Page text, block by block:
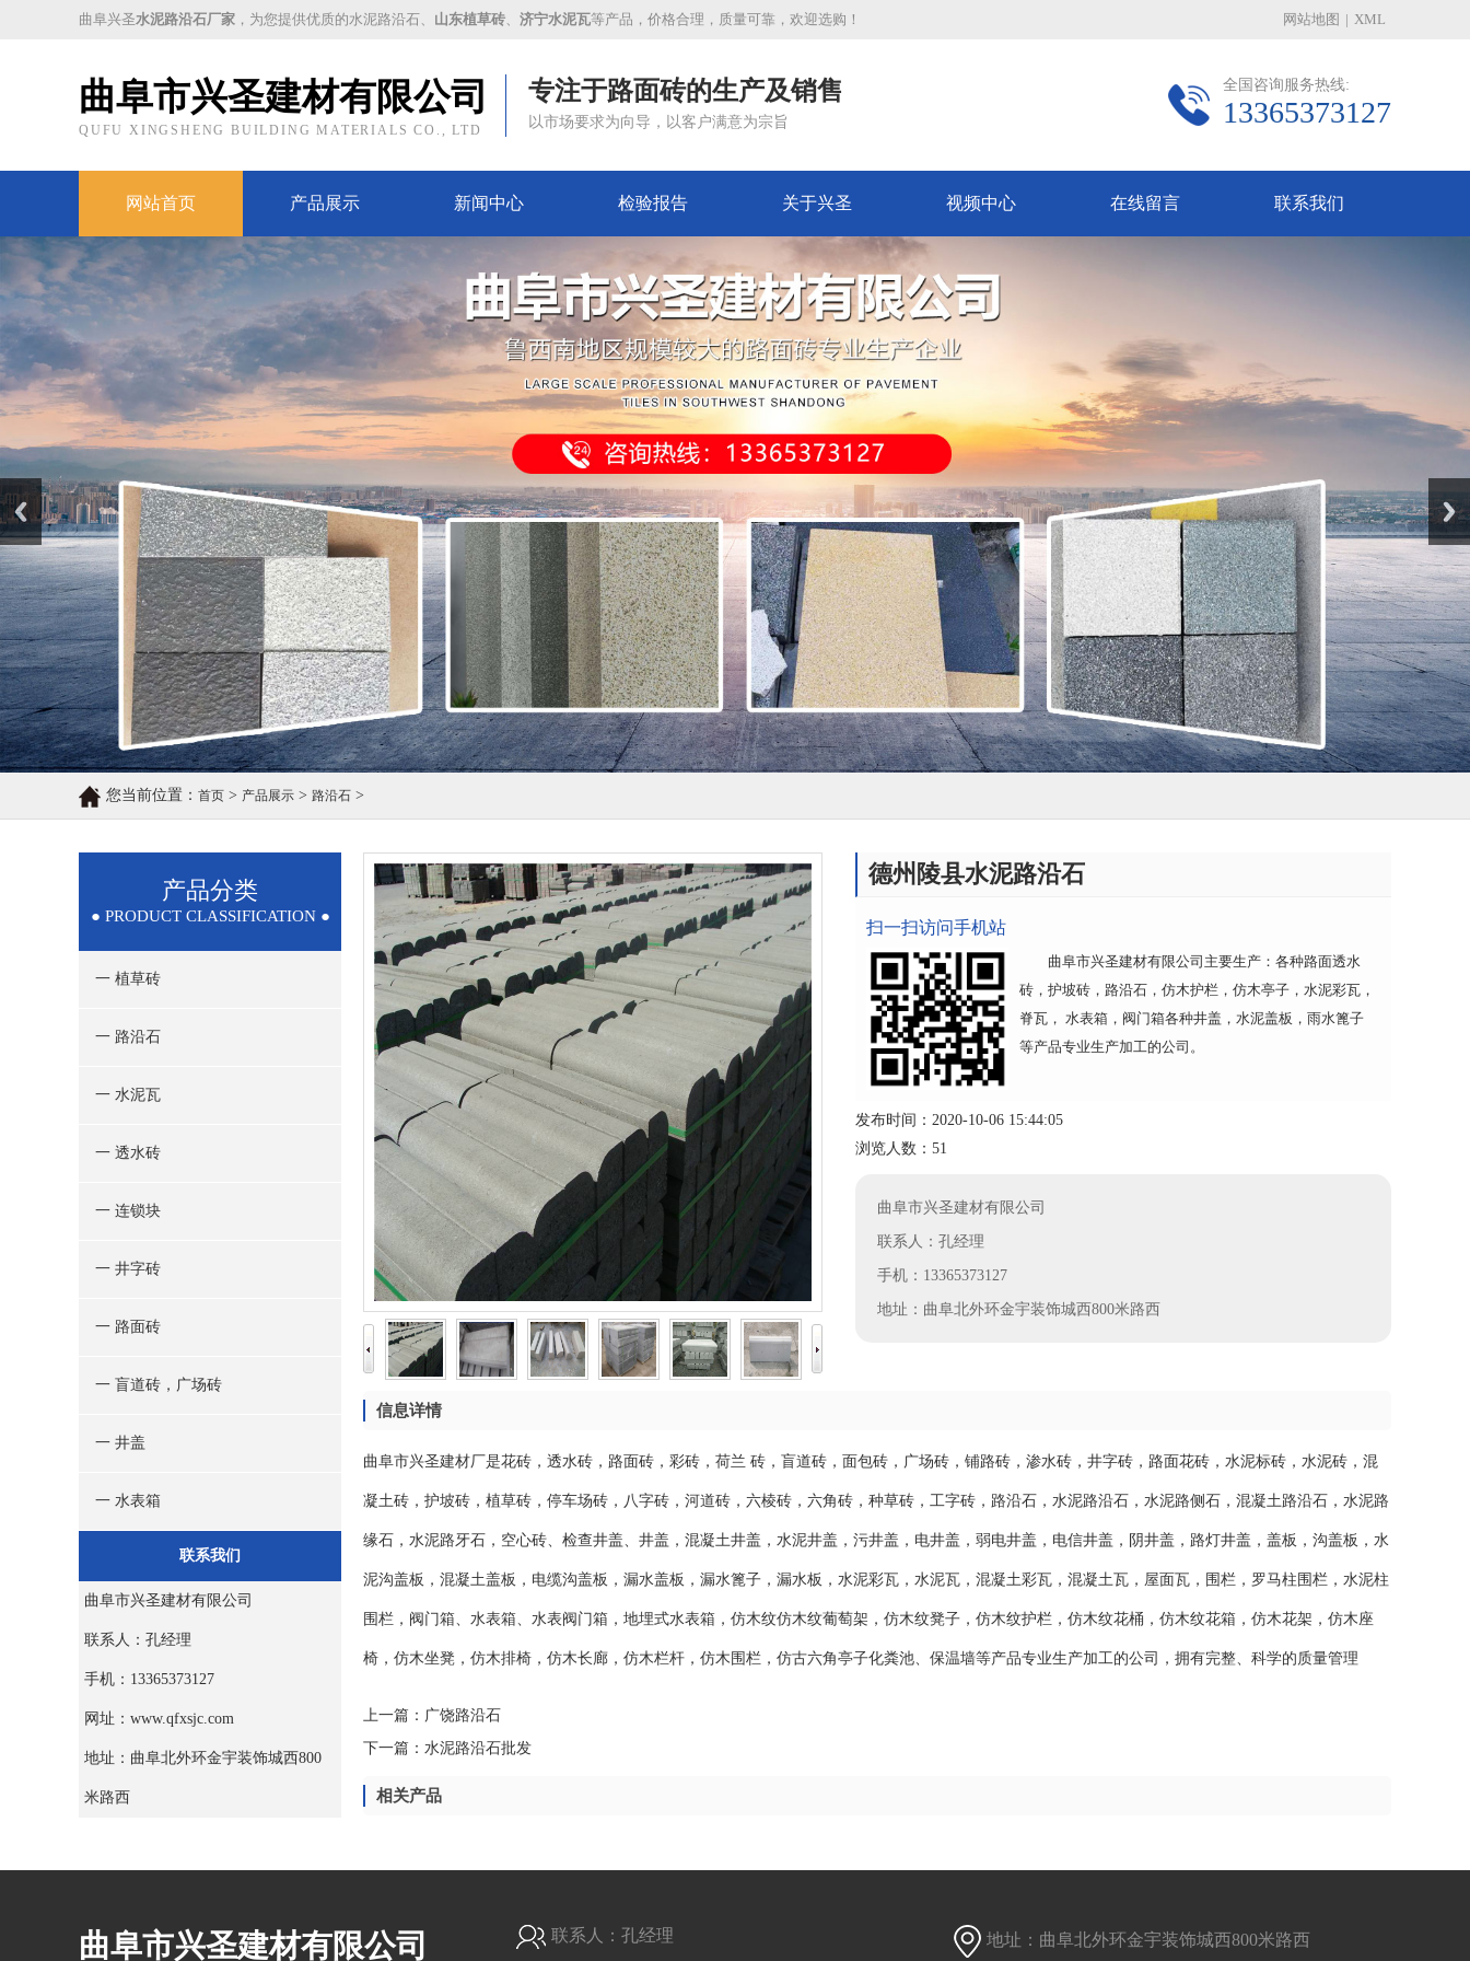
曲阜兴圣水泥路沿石厂家 ，为您提供优质的水泥路沿石、 山东植草砖、 济宁水泥瓦等产品，价格合理，质量可靠，欢迎选购！ 网站地图 | XML
曲阜市兴圣建材有限公司
QUFU XINGSHENG BUILDING MATERIALS CO., LTD
专注于路面砖的生产及销售
以市场要求为向导，以客户满意为宗旨
全国咨询服务热线:
13365373127
网站首页 产品展示 新闻中心 检验报告 关于兴圣 视频中心 在线留言 联系我们
您当前位置： 首页 > 产品展示 > 路沿石 >
产品分类
● PRODUCT CLASSIFICATION ●
一 植草砖
一 路沿石
一 水泥瓦
一 透水砖
一 连锁块
一 井字砖
一 路面砖
一 盲道砖，广场砖
一 井盖
一 水表箱
联系我们
曲阜市兴圣建材有限公司
联系人：孔经理
手机：13365373127
网址：www.qfxsjc.com
地址：曲阜北外环金宇装饰城西800
米路西
德州陵县水泥路沿石
扫一扫访问手机站
曲阜市兴圣建材有限公司主要生产：各种路面透水
砖，护坡砖，路沿石，仿木护栏，仿木亭子，水泥彩瓦，
脊瓦， 水表箱，阀门箱各种井盖，水泥盖板，雨水篦子
等产品专业生产加工的公司。
发布时间：2020-10-06 15:44:05
浏览人数：51
曲阜市兴圣建材有限公司
联系人：孔经理
手机：13365373127
地址：曲阜北外环金宇装饰城西800米路西
信息详情
曲阜市兴圣建材厂是花砖，透水砖，路面砖，彩砖，荷兰 砖，盲道砖，面包砖，广场砖，铺路砖，渗水砖，井字砖，路面花砖，水泥标砖，水泥砖，混
凝土砖，护坡砖，植草砖，停车场砖，八字砖，河道砖，六棱砖，六角砖，种草砖，工字砖，路沿石，水泥路沿石，水泥路侧石，混凝土路沿石，水泥路
缘石，水泥路牙石，空心砖、检查井盖、井盖，混凝土井盖，水泥井盖，污井盖，电井盖，弱电井盖，电信井盖，阴井盖，路灯井盖，盖板，沟盖板，水
泥沟盖板，混凝土盖板，电缆沟盖板，漏水盖板，漏水篦子，漏水板，水泥彩瓦，水泥瓦，混凝土彩瓦，混凝土瓦，屋面瓦，围栏，罗马柱围栏，水泥柱
围栏，阀门箱、水表箱、水表阀门箱，地埋式水表箱，仿木纹仿木纹葡萄架，仿木纹凳子，仿木纹护栏，仿木纹花桶，仿木纹花箱，仿木花架，仿木座
椅，仿木坐凳，仿木排椅，仿木长廊，仿木栏杆，仿木围栏，仿古六角亭子化粪池、保温墙等产品专业生产加工的公司，拥有完整、科学的质量管理
上一篇： 广饶路沿石
下一篇： 水泥路沿石批发
相关产品
曲阜市兴圣建材有限公司 联系人：孔经理 地址：曲阜北外环金宇装饰城西800米路西